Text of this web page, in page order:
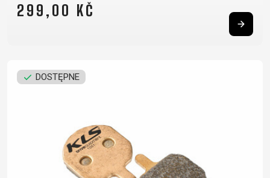
299,00 KČ
DOSTĘPNE